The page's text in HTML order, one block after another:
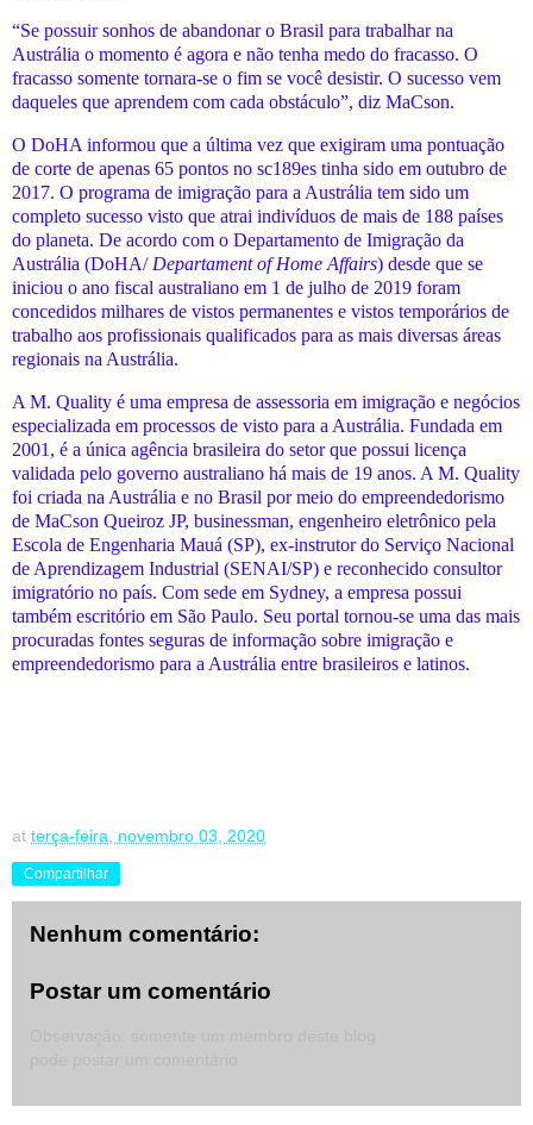
“Se possuir sonhos de abandonar o Brasil para trabalhar na
Austrália o momento é agora e não tenha medo do fracasso. O
fracasso somente tornara-se o fim se você desistir. O sucesso vem
daqueles que aprendem com cada obstáculo”, diz MaCson.
O DoHA informou que a última vez que exigiram uma pontuação
de corte de apenas 65 pontos no sc189es tinha sido em outubro de
2017. O programa de imigração para a Austrália tem sido um
completo sucesso visto que atrai indivíduos de mais de 188 países
do planeta. De acordo com o Departamento de Imigração da
Austrália (DoHA/ Departament of Home Affairs) desde que se
iniciou o ano fiscal australiano em 1 de julho de 2019 foram
concedidos milhares de vistos permanentes e vistos temporários de
trabalho aos profissionais qualificados para as mais diversas áreas
regionais na Austrália.
A M. Quality é uma empresa de assessoria em imigração e negócios
especializada em processos de visto para a Austrália. Fundada em
2001, é a única agência brasileira do setor que possui licença
validada pelo governo australiano há mais de 19 anos. A M. Quality
foi criada na Austrália e no Brasil por meio do empreendedorismo
de MaCson Queiroz JP, businessman, engenheiro eletrônico pela
Escola de Engenharia Mauá (SP), ex-instrutor do Serviço Nacional
de Aprendizagem Industrial (SENAI/SP) e reconhecido consultor
imigratório no país. Com sede em Sydney, a empresa possui
também escritório em São Paulo. Seu portal tornou-se uma das mais
procuradas fontes seguras de informação sobre imigração e
empreendedorismo para a Austrália entre brasileiros e latinos.
at terça-feira, novembro 03, 2020
Compartilhar
Nenhum comentário:
Postar um comentário